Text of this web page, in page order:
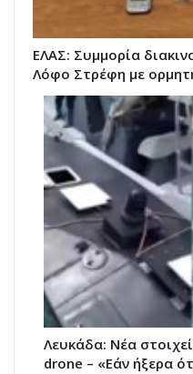
ΕΛΑΣ: Συμμορία
Λόφο Στρέφη με
Λευκάδα: Νέα
drone – «Εάν ήξερα